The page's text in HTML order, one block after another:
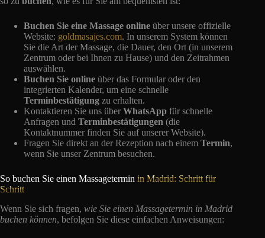
Buchen Sie eine Massage online über unsere offizielle
Website: goldmasajes.com. In unserem System können
Sie die Art der Massage, die Dauer, den Ort (in unserem
Zentrum oder bei Ihnen zu Hause) und den Zeitrahmen
auswählen.
Buchen Sie online über das Formular oder den
integrierten Kalender, um eine schnelle
Terminbestätigung zu erhalten.
Kontaktieren Sie uns über WhatsApp für schnelle
Anfragen und Terminbestätigungen (die
Kontaktnummer finden Sie auf unserer Website).
Fragen Sie direkt an der Rezeption nach einem Termin,
wenn Sie unser Zentrum besuchen.
So buchen Sie einen Massagetermin in Madrid: Schritt für
Schritt
Wenn Sie sich fragen, wie Sie einen Massagetermin in Madrid
buchen können, befolgen Sie diese einfachen Anweisungen: